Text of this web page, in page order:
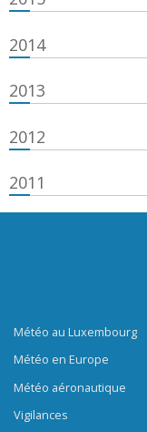
2014
2013
2012
2011
Météo au Luxembourg
Météo en Europe
Météo aéronautique
Vigilances